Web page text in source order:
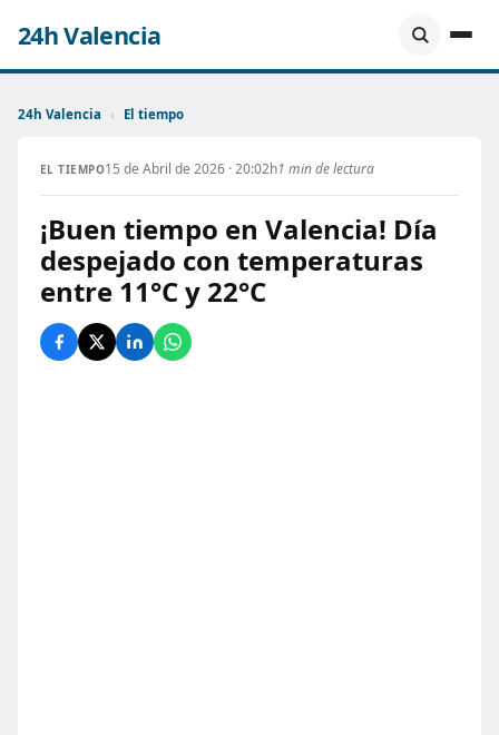
24h Valencia
24h Valencia › El tiempo
EL TIEMPO15 de Abril de 2026 · 20:02h1 min de lectura
¡Buen tiempo en Valencia! Día
despejado con temperaturas
entre 11°C y 22°C